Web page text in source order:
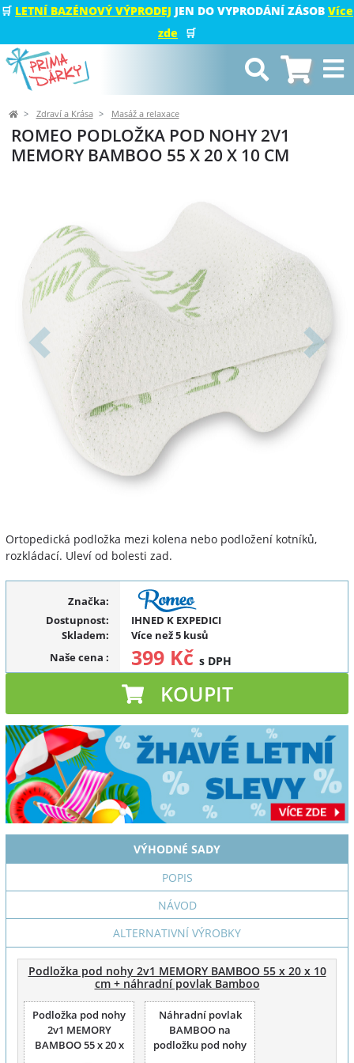
🛒 LETNÍ BAZÉNOVÝ VÝPRODEJ JEN DO VYPRODÁNÍ ZÁSOB Více
zde
🛒
Zdraví a Krása Masáž a relaxace
ROMEO PODLOŽKA POD NOHY 2V1
MEMORY BAMBOO 55 X 20 X 10 CM
Předchozí Další
Ortopedická podložka mezi kolena nebo podložení kotníků,
rozkládací. Uleví od bolesti zad.
Značka:
Dostupnost:
IHNED K EXPEDICI
Skladem:
Více než 5 kusů
Naše cena : 399 Kč s DPH
KOUPIT
VÝHODNÉ SADY
POPIS
NÁVOD
ALTERNATIVNÍ VÝROBKY
Podložka pod nohy 2v1 MEMORY BAMBOO 55 x 20 x 10
cm + náhradní povlak Bamboo
Podložka pod nohy
2v1 MEMORY
BAMBOO 55 x 20 x
Náhradní povlak
BAMBOO na
podložku pod nohy